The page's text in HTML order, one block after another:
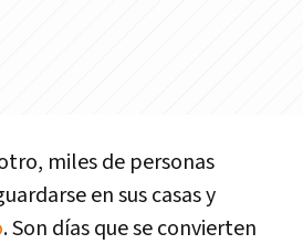
miles de personas
en sus casas y
. Son días que se convierten